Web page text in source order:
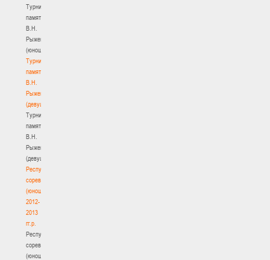
Турнир
памяти
В.Н.
Рыженкова
(юноши)
Турнир
памяти
В.Н.
Рыженкова
(девушки)
Турнир
памяти
В.Н.
Рыженкова
(девушки)
Республиканские
соревнования
(юноши)
2012-
2013
гг.р.
Республиканские
соревнования
(юноши)